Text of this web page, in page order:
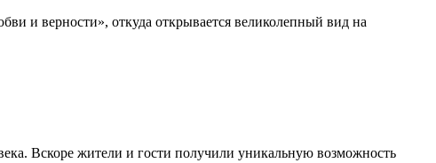
и верности», откуда открывается великолепный вид на
Вскоре жители и гости получили уникальную возможность